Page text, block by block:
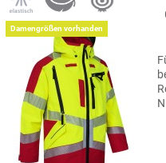
Damengrößen vorhanden